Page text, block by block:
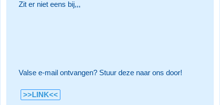
Zit er niet eens bij,,,
Valse e-mail ontvangen? Stuur deze naar ons door!
>>LINK<<